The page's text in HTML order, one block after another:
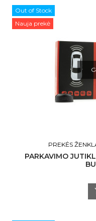
Out of Stock
Nauja prekė
PREKĖS
PARKAVIMO